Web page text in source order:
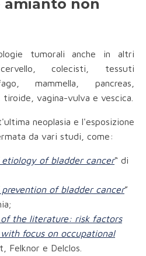
non
tumorali anche in altri
colecisti, tessuti
mammella, pancreas,
vagina-vulva e vescica.
neoplasia e l'esposizione
da vari studi, come:
of bladder cancer“ di
of bladder cancer”
the literature: risk factors
focus on occupational
Felknor e Delclos.